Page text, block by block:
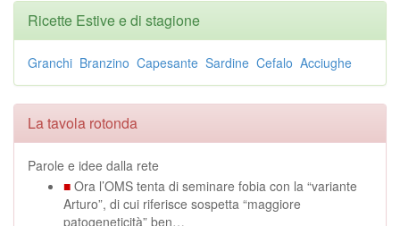
Ricette Estive e di stagione
Granchi Branzino Capesante Sardine Cefalo Acciughe
La tavola rotonda
Parole e idee dalla rete
■ Ora l’OMS tenta di seminare fobia con la “variante
Arturo”, di cui riferisce sospetta “maggiore
patogeneticità” ben…